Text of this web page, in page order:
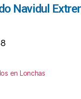
Navidul
en Lonchas